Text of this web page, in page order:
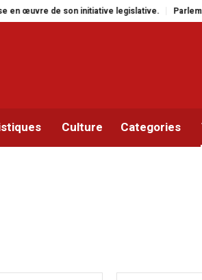
de son initiative legislative. Parlement
Culture Categories